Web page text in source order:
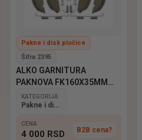
Pakne i disk pločice
Šifra 2395
ALKO GARNITURA
PAKNOVA FK160X35MM
1635,1636,1637
KATEGORIJA
Pakne i disk pločice
CENA
4 000 RSD B2B cena?